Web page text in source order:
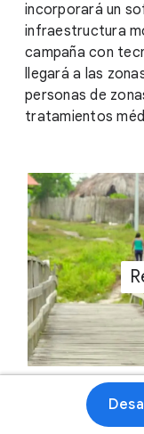
incorporará un
infraestructura
campaña con
llegará a las
personas de
tratamientos
Sitio web